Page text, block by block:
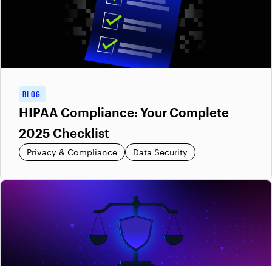
BLOG
HIPAA Compliance: Your Complete
2025 Checklist
Privacy & Compliance Data Security